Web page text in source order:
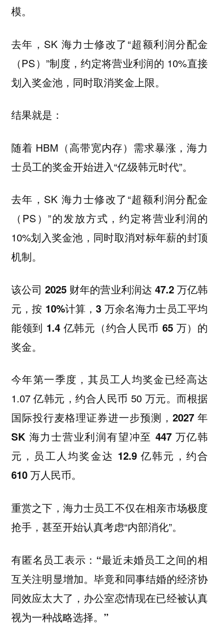
模。
去年，SK 海力士修改了“超额利润分配金
（PS）”制度，约定将营业利润的 10%直接
划入奖金池，同时取消奖金上限。
结果就是：
随着 HBM（高带宽内存）需求暴涨，海力
士员工的奖金开始进入“亿级韩元时代”。
去年，SK 海力士修改了“超额利润分配金
（PS）”的发放方式，约定将营业利润的
10%划入奖金池，同时取消对标年薪的封顶
机制。
该公司 2025 财年的营业利润达 47.2 万亿韩
元，按 10%计算，3 万余名海力士员工平均
能领到 1.4 亿韩元（约合人民币 65 万）的
奖金。
今年第一季度，其员工人均奖金已经高达
1.07 亿韩元，约合人民币 50 万元。而根据
国际投行麦格理证券进一步预测，2027 年
SK 海力士营业利润有望冲至 447 万亿韩
元，员工人均奖金达 12.9 亿韩元，约合
610 万人民币。
重赏之下，海力士员工不仅在相亲市场极度
抢手，甚至开始认真考虑“内部消化”。
有匿名员工表示： “最近未婚员工之间的相
互关注明显增加。毕竟和同事结婚的经济协
同效应太大了，办公室恋情现在已经被认真
视为一种战略选择。”